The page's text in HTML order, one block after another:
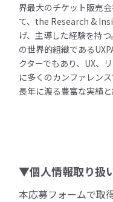
界最大のチケット販売
て、the Research &
げ、主導した経験を持
の世界的組織である
クターでもあり、UX、
に多くのカンファレン
長年に渡る豊富な実績と
▼個人情報取り扱
本応募フォームで取